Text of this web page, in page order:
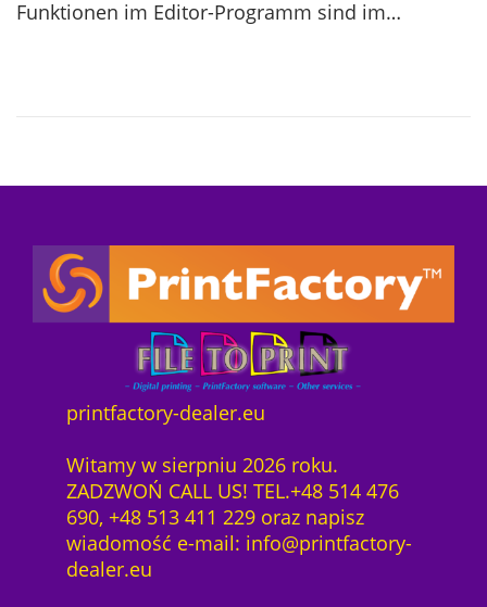
d
0
Funktionen im Editor-Programm sind im…
printfactory-dealer.eu
Witamy w sierpniu 2026 roku.
ZADZWOŃ CALL US! TEL.+48 514 476
690, +48 513 411 229 oraz napisz
wiadomość e-mail: info@printfactory-
dealer.eu